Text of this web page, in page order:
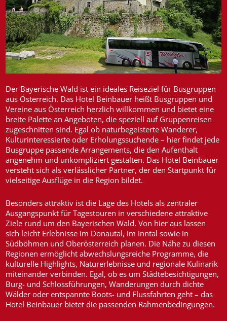
Der Bayerische Wald ist ein ideales Reiseziel für Busgruppen
aus Österreich. Das Hotel Beinbauer heißt Busgruppen und
Vereine aus Österreich herzlich willkommen und bietet eine
breite Palette an Angeboten, die speziell auf Gruppenreisen
zugeschnitten sind. Egal ob naturbegeisterte Wanderer,
Kulturinteressierte oder Erholungssuchende – hier findet jede
Busgruppe passende Arrangements, die den Aufenthalt
angenehm und unkompliziert gestalten. Das Hotel Beinbauer
versteht sich als verlässlicher Partner, der den Startpunkt für
vielseitige Ausflüge in die Region bildet.
Besonders attraktiv ist die Lage des Hotels als zentraler
Ausgangspunkt für Tagestouren in verschiedene attraktive
Ziele rund um den Bayerischen Wald. Von hier aus lassen
sich leicht Erlebnisse im Donautal, im Inntal sowie in
Südböhmen und Oberösterreich planen. Die Nähe zu diesen
Regionen ermöglicht abwechslungsreiche Programme, die
kulturelle Highlights, Naturerlebnisse und regionale Kulinarik
miteinander verbinden. Egal, ob es um Städtebesichtigungen,
Burg- und Schlossführungen, Wanderungen durch dichte
Wälder oder entspannte Boots- und Flussfahrten geht – das
Hotel Beinbauer bietet die passenden Rahmenbedingungen.